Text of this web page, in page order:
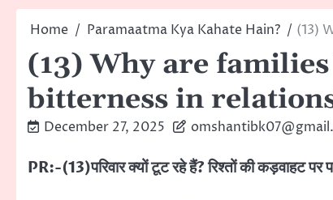
Home Paramaatma Kya Kahate Hain? (13)
(13) Why are
bitterness in
December 27, 2025
PR:-(13)परिवार क्यों टूट रहे हैं? रिश्तों की कड़वाहट पर